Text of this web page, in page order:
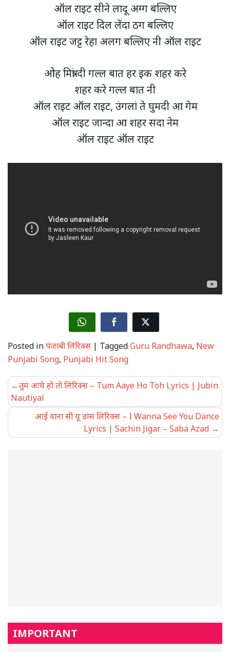
ऑल राइट सीने लादू अग्ग बल्लिए
ऑल राइट दिल लेंदा ठग बल्लिए
ऑल राइट जट्ट रेहा अलग बल्लिए नी ऑल राइट
ओह मित्रां दी गल्ल बात हर इक शहर करे
शहर करे गल्ल बात नी
ऑल राइट ऑल राइट, उंगलां ते घुमदी आ गेम
ऑल राइट जान्दा आ शहर सदा नेम
ऑल राइट ऑल राइट
Posted inपंजाबी लिरिक्स | TaggedGuru Randhawa, New
Punjabi Song, Punjabi Hit Song
Post
navigation
तुम आये हो तो लिरिक्स – Tum Aaye Ho Toh Lyrics | Jubin
Nautiyal
आई वाना सी यू डांस लिरिक्स – I Wanna See You Dance
Lyrics | Sachin Jigar – Saba Azad
IMPORTANT